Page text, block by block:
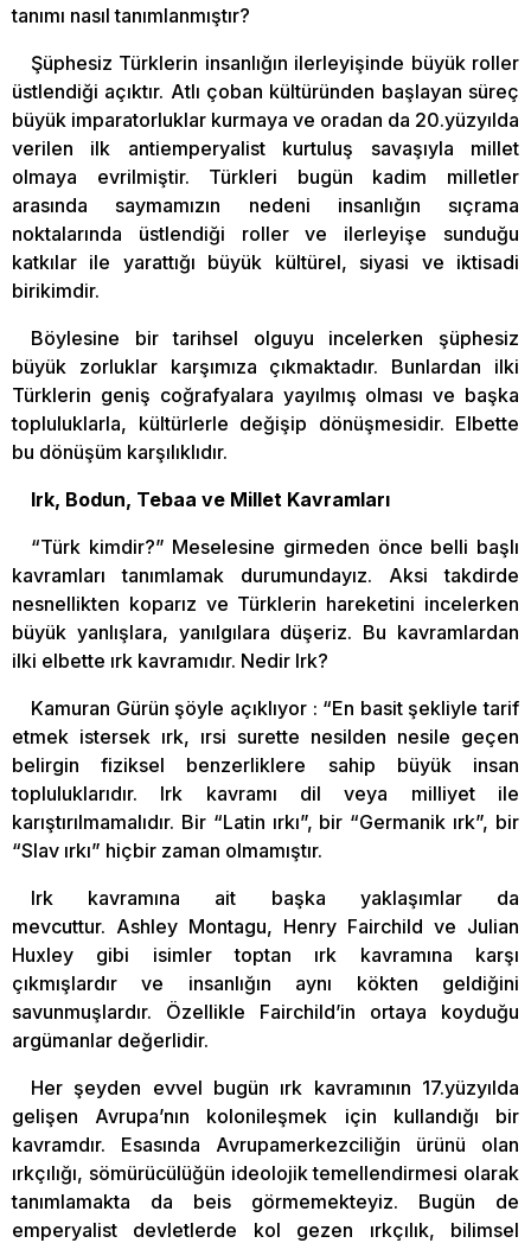
tanımı nasıl tanımlanmıştır?
Şüphesiz Türklerin insanlığın ilerleyişinde büyük roller
üstlendiği açıktır. Atlı çoban kültüründen başlayan süreç
büyük imparatorluklar kurmaya ve oradan da 20.yüzyılda
verilen ilk antiemperyalist kurtuluş savaşıyla millet
olmaya evrilmiştir. Türkleri bugün kadim milletler
arasında saymamızın nedeni insanlığın sıçrama
noktalarında üstlendiği roller ve ilerleyişe sunduğu
katkılar ile yarattığı büyük kültürel, siyasi ve iktisadi
birikimdir.
Böylesine bir tarihsel olguyu incelerken şüphesiz
büyük zorluklar karşımıza çıkmaktadır. Bunlardan ilki
Türklerin geniş coğrafyalara yayılmış olması ve başka
topluluklarla, kültürlerle değişip dönüşmesidir. Elbette
bu dönüşüm karşılıklıdır.
Irk, Bodun, Tebaa ve Millet Kavramları
“Türk kimdir?” Meselesine girmeden önce belli başlı
kavramları tanımlamak durumundayız. Aksi takdirde
nesnellikten koparız ve Türklerin hareketini incelerken
büyük yanlışlara, yanılgılara düşeriz. Bu kavramlardan
ilki elbette ırk kavramıdır. Nedir Irk?
Kamuran Gürün şöyle açıklıyor : “En basit şekliyle tarif
etmek istersek ırk, ırsi surette nesilden nesile geçen
belirgin fiziksel benzerliklere sahip büyük insan
topluluklarıdır. Irk kavramı dil veya milliyet ile
karıştırılmamalıdır. Bir “Latin ırkı”, bir “Germanik ırk”, bir
“Slav ırkı” hiçbir zaman olmamıştır.
Irk kavramına ait başka yaklaşımlar da
mevcuttur. Ashley Montagu, Henry Fairchild ve Julian
Huxley gibi isimler toptan ırk kavramına karşı
çıkmışlardır ve insanlığın aynı kökten geldiğini
savunmuşlardır. Özellikle Fairchild’in ortaya koyduğu
argümanlar değerlidir.
Her şeyden evvel bugün ırk kavramının 17.yüzyılda
gelişen Avrupa’nın kolonileşmek için kullandığı bir
kavramdır. Esasında Avrupamerkezciliğin ürünü olan
ırkçılığı, sömürücülüğün ideolojik temellendirmesi olarak
tanımlamakta da beis görmemekteyiz. Bugün de
emperyalist devletlerde kol gezen ırkçılık, bilimsel